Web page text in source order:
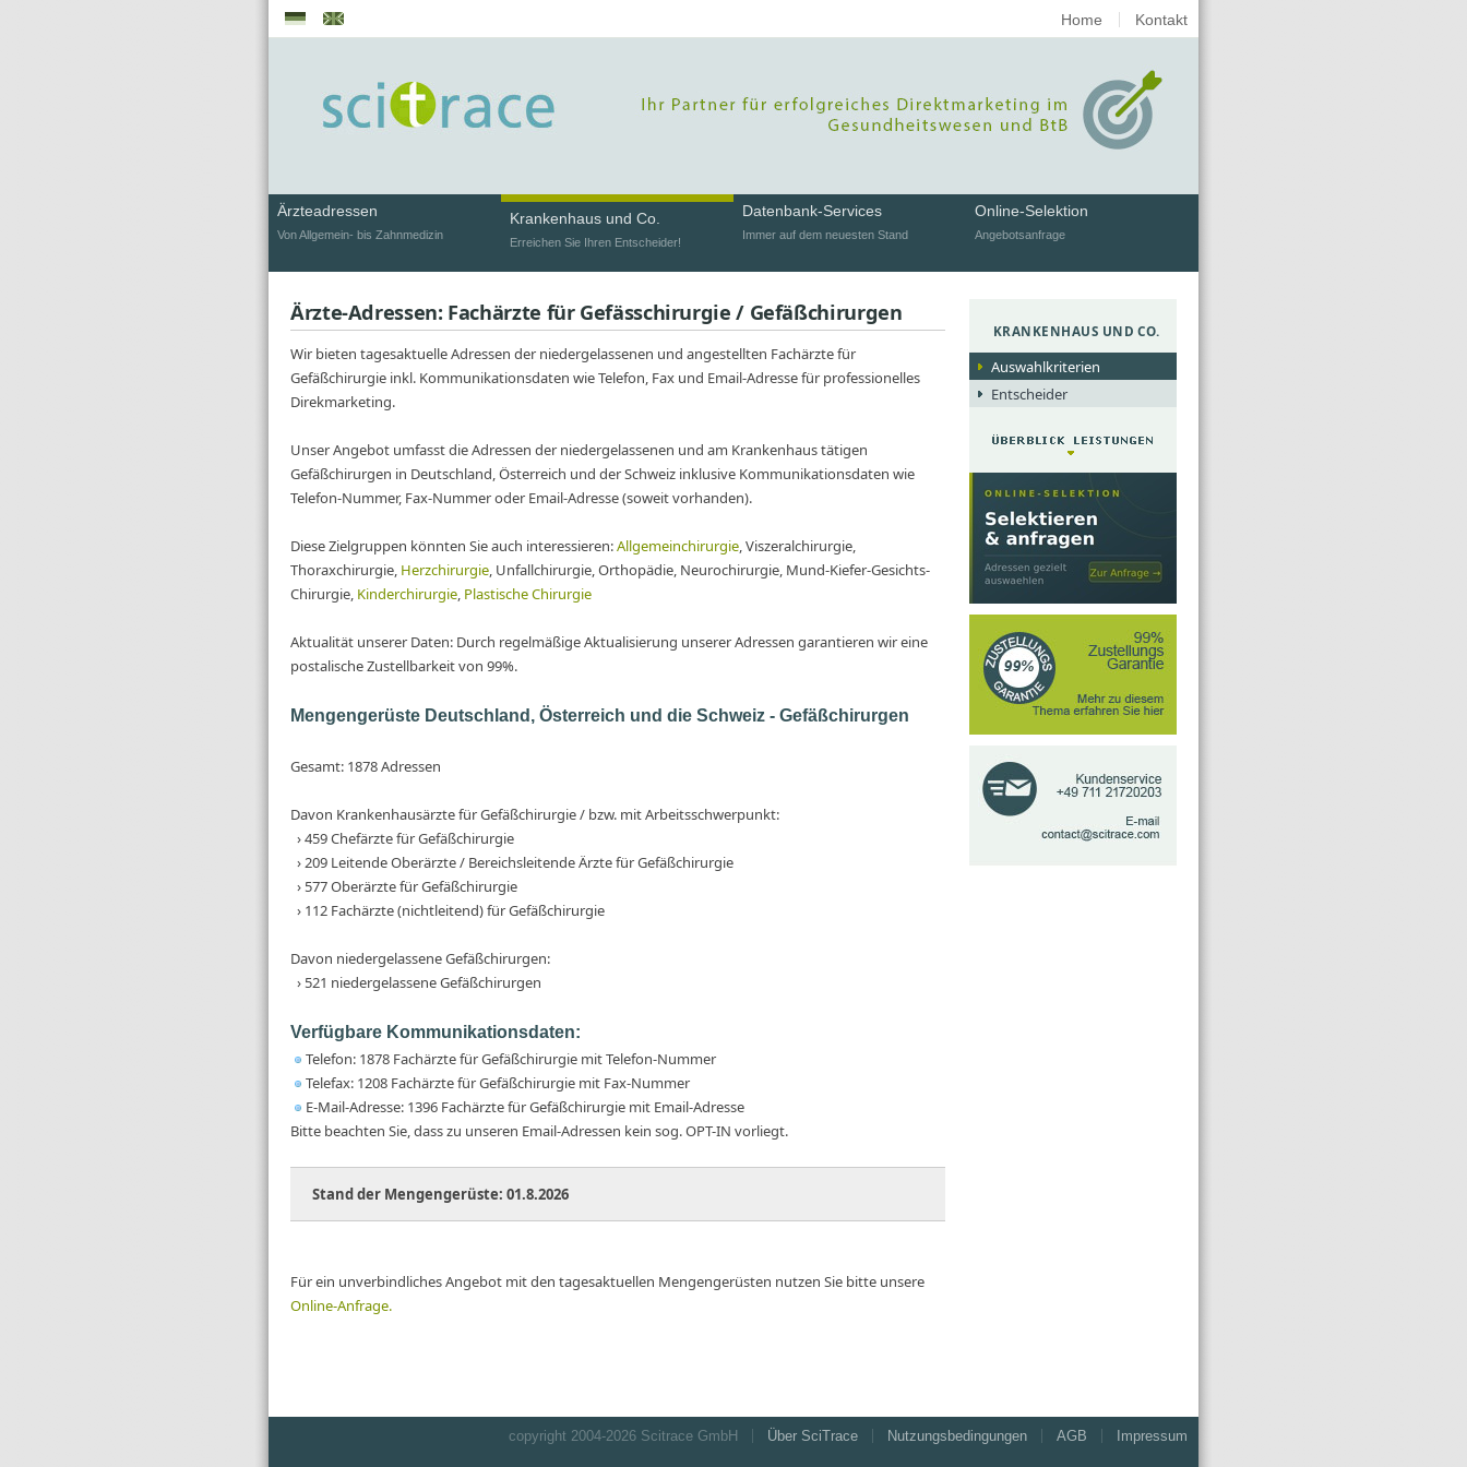
Home Kontakt
Ärzteadressen
Von Allgemein- bis Zahnmedizin
Krankenhaus und Co.
Erreichen Sie Ihren Entscheider!
Datenbank-Services
Immer auf dem neuesten Stand
Online-Selektion
Angebotsanfrage
Ärzte-Adressen: Fachärzte für Gefässchirurgie / Gefäßchirurgen
Wir bieten tagesaktuelle Adressen der niedergelassenen und angestellten Fachärzte für
Gefäßchirurgie inkl. Kommunikationsdaten wie Telefon, Fax und Email-Adresse für professionelles
Direkmarketing.
Unser Angebot umfasst die Adressen der niedergelassenen und am Krankenhaus tätigen
Gefäßchirurgen in Deutschland, Österreich und der Schweiz inklusive Kommunikationsdaten wie
Telefon-Nummer, Fax-Nummer oder Email-Adresse (soweit vorhanden).
Diese Zielgruppen könnten Sie auch interessieren:Allgemeinchirurgie, Viszeralchirurgie,
Thoraxchirurgie, Herzchirurgie, Unfallchirurgie, Orthopädie, Neurochirurgie, Mund-Kiefer-Gesichts-
Chirurgie, Kinderchirurgie, Plastische Chirurgie
Aktualität unserer Daten: Durch regelmäßige Aktualisierung unserer Adressen garantieren wir eine
postalische Zustellbarkeit von 99%.
Mengengerüste Deutschland, Österreich und die Schweiz - Gefäßchirurgen
Gesamt: 1878 Adressen
Davon Krankenhausärzte für Gefäßchirurgie / bzw. mit Arbeitsschwerpunkt:
› 459 Chefärzte für Gefäßchirurgie
› 209 Leitende Oberärzte / Bereichsleitende Ärzte für Gefäßchirurgie
› 577 Oberärzte für Gefäßchirurgie
› 112 Fachärzte (nichtleitend) für Gefäßchirurgie
Davon niedergelassene Gefäßchirurgen:
› 521 niedergelassene Gefäßchirurgen
Verfügbare Kommunikationsdaten:
Telefon: 1878 Fachärzte für Gefäßchirurgie mit Telefon-Nummer
Telefax: 1208 Fachärzte für Gefäßchirurgie mit Fax-Nummer
E-Mail-Adresse: 1396 Fachärzte für Gefäßchirurgie mit Email-Adresse
Bitte beachten Sie, dass zu unseren Email-Adressen kein sog. OPT-IN vorliegt.
Stand der Mengengerüste: 01.8.2026
Für ein unverbindliches Angebot mit den tagesaktuellen Mengengerüsten nutzen Sie bitte unsere
Online-Anfrage.
KRANKENHAUS UND CO.
Auswahlkriterien
Entscheider
copyright 2004-2026 Scitrace GmbH Über SciTrace Nutzungsbedingungen AGB Impressum